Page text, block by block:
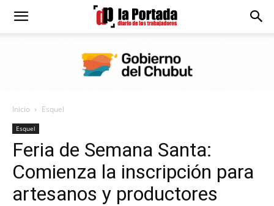
Diario
Portada
Inicio Esquel
Esquel
Feria de Semana Santa:
Comienza la inscripción para
artesanos y productores